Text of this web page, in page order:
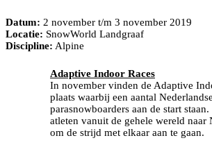
Datum: 2 november t/m 3 november 2019
Locatie: SnowWorld Landgraaf
Discipline: Alpine
Adaptive Indoor Races
In november vinden de Adaptive
plaats waarbij een aantal
parasnowboarders aan de start
atleten vanuit de gehele wereld naar
om de strijd met elkaar aan te gaan.